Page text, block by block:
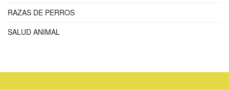
RAZAS DE PERROS
SALUD ANIMAL